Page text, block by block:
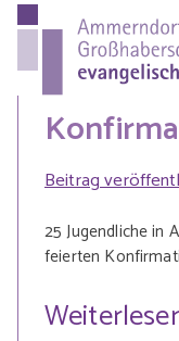
Zum
Inhalt
Beitrag
25 Jugendliche in
feierten